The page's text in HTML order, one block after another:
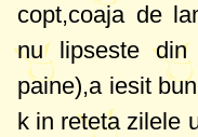
copt,coaja de
nu lipseste din
paine),a iesit
k in reteta zilele